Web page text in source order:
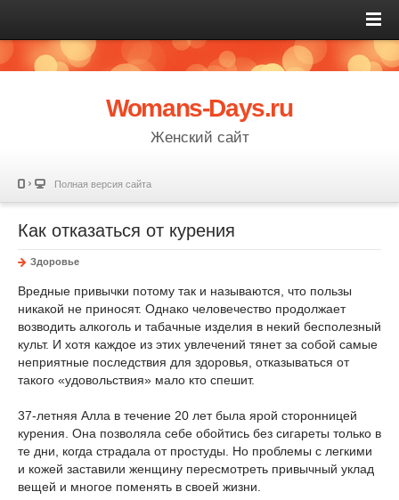
Womans-Days.ru
Женский сайт
Полная версия сайта
Как отказаться от курения
Здоровье
Вредные привычки потому так и называются, что пользы
никакой не приносят. Однако человечество продолжает
возводить алкоголь и табачные изделия в некий бесполезный
культ. И хотя каждое из этих увлечений тянет за собой самые
неприятные последствия для здоровья, отказываться от
такого «удовольствия» мало кто спешит.
37-летняя Алла в течение 20 лет была ярой сторонницей
курения. Она позволяла себе обойтись без сигареты только в
те дни, когда страдала от простуды. Но проблемы с легкими
и кожей заставили женщину пересмотреть привычный уклад
вещей и многое поменять в своей жизни.